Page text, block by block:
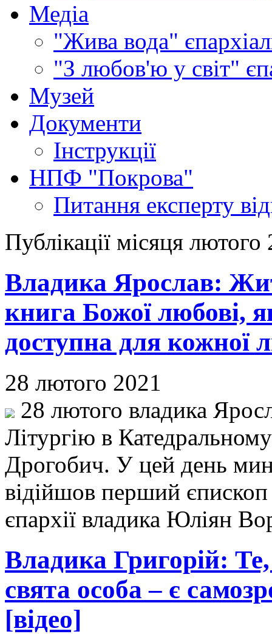
Медіа
"Жива вода"
"З любов'ю у світ"
Музей
Документи
Інструкції
НПФ "Покрова"
Питання експерту
Публікації місяця лютого
Владика Ярослав:
книга Божої любові,
доступна для кожної
28 лютого 2021
28 лютого владика
Літургію в
Дрогобич. У цей день
відійшов перший
єпархії владика Юліян
Владика Григорій:
свята особа – є
[відео]